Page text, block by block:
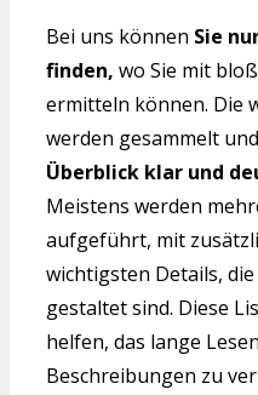
Bei uns können Sie
finden, wo Sie mit
ermitteln können. Die
werden gesammelt
Überblick klar und
Meistens werden
aufgeführt, mit
wichtigsten Details,
gestaltet sind. Diese
helfen, das lange
Beschreibungen zu